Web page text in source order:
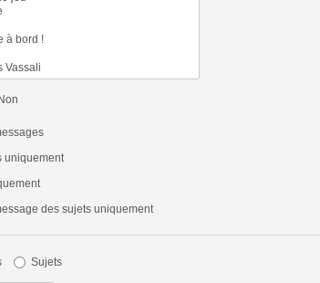
Non
uniquement
des sujets uniquement
Sujets